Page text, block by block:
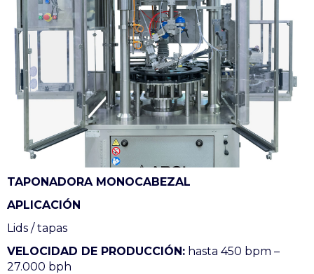
TAPONADORA MONOCABEZAL
APLICACIÓN
Lids / tapas
VELOCIDAD DE PRODUCCIÓN: hasta 450 bpm –
27.000 bph